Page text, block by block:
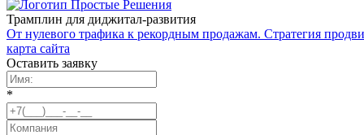
Трамплин для диджитал-развития
От нулевого трафика к рекордным продажам. Стратегия
карта сайта
Оставить заявку
*